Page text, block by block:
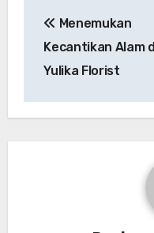
navigation
Menemukan
Kecantikan Alam
Yulika Florist